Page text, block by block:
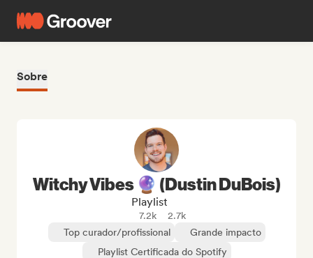
Sobre
Witchy Vibes 🔮 (Dustin DuBois)
Playlist
7.2k
2.7k
Top curador/profissional
Grande impacto
Playlist Certificada do Spotify